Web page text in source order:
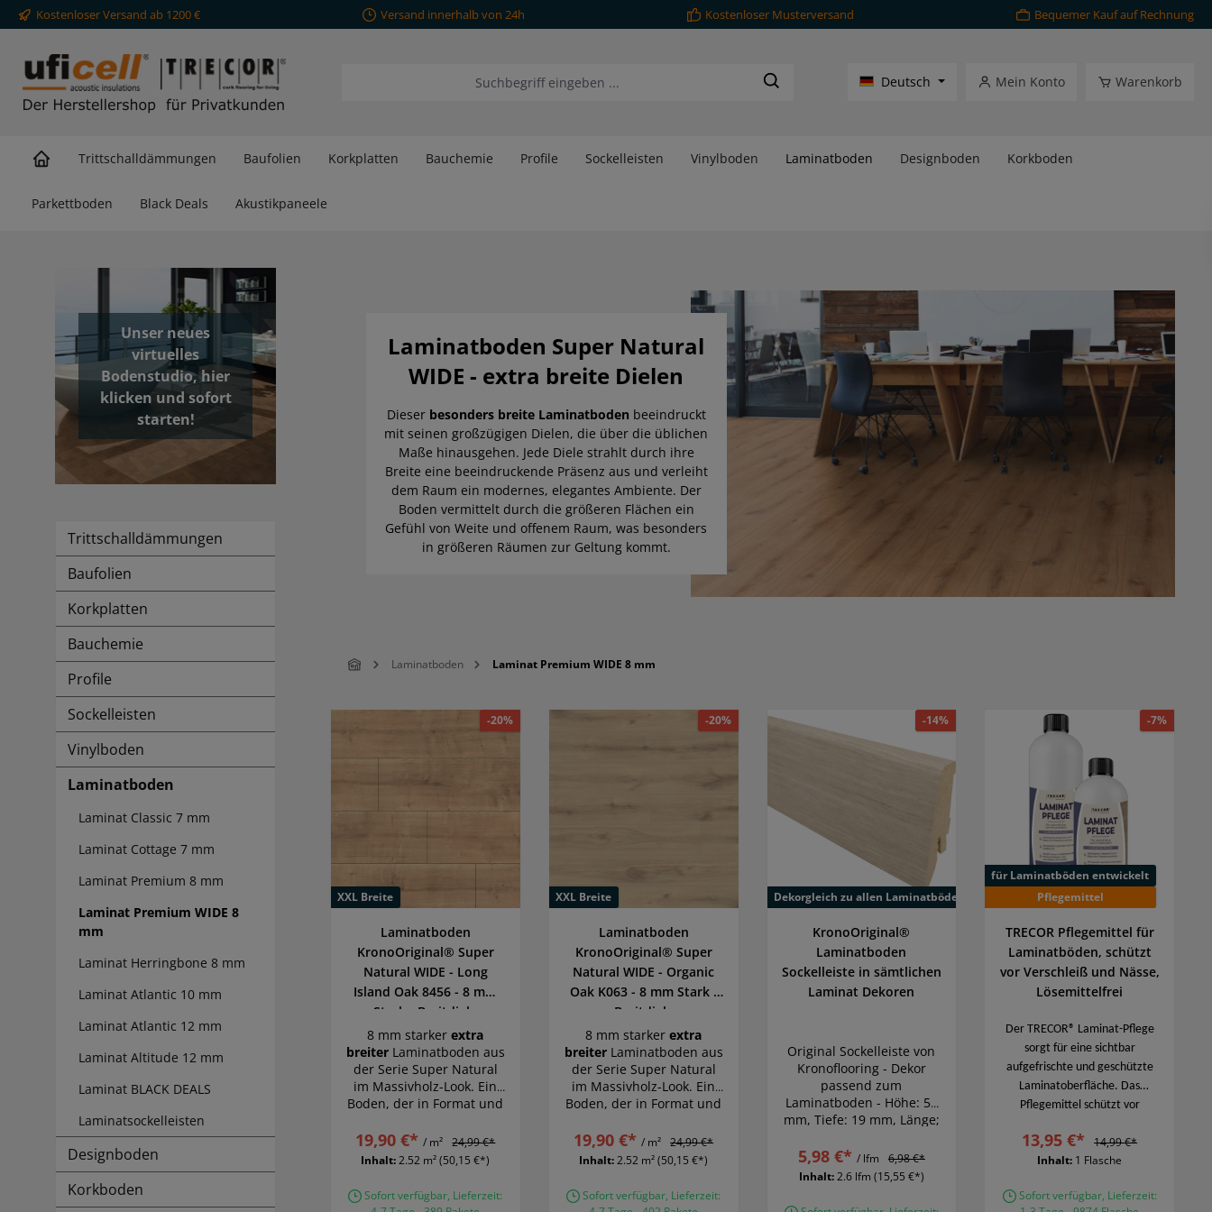
Zur Hauptnavigation springen
Kostenloser Versand ab 1200 € Versand innerhalb von 24h Kostenloser Musterversand Bequemer Kauf auf Rechnung
Deutsch Mein Konto Warenkorb
Trittschalldämmungen Baufolien Korkplatten Bauchemie Profile Sockelleisten Vinylboden Laminatboden Designboden Korkboden
Parkettboden Black Deals Akustikpaneele
Unser neues
virtuelles
Bodenstudio, hier
klicken und sofort
starten!
Trittschalldämmungen
Baufolien
Korkplatten
Bauchemie
Profile
Sockelleisten
Vinylboden
Laminatboden
Laminat Classic 7 mm
Laminat Cottage 7 mm
Laminat Premium 8 mm
Laminat Premium WIDE 8
mm
Laminat Herringbone 8 mm
Laminat Atlantic 10 mm
Laminat Atlantic 12 mm
Laminat Altitude 12 mm
Laminat BLACK DEALS
Laminatsockelleisten
Designboden
Korkboden
Laminatboden Super Natural
WIDE - extra breite Dielen
Dieser besonders breite Laminatboden beeindruckt
mit seinen großzügigen Dielen, die über die üblichen
Maße hinausgehen. Jede Diele strahlt durch ihre
Breite eine beeindruckende Präsenz aus und verleiht
dem Raum ein modernes, elegantes Ambiente. Der
Boden vermittelt durch die größeren Flächen ein
Gefühl von Weite und offenem Raum, was besonders
in größeren Räumen zur Geltung kommt.
Laminatboden Laminat Premium WIDE 8 mm
-20%
XXL Breite
Laminatboden
KronoOriginal® Super
Natural WIDE - Long
Island Oak 8456 - 8 mm
Stark - Breitdiele
8 mm starkerextra
breiterLaminatboden aus
der Serie Super Natural
im Massivholz-Look. Ein
Boden, der in Format und
Holzdiele sehr nahe
kommt.
19,90 €* / m²
24,99 €*
Inhalt:2.52 m²(50,15 €*)
Sofort verfügbar, Lieferzeit:
-20%
XXL Breite
Laminatboden
KronoOriginal® Super
Natural WIDE - Organic
Oak K063 - 8 mm Stark -
Breitdiele
8 mm starkerextra
breiterLaminatboden aus
der Serie Super Natural
im Massivholz-Look. Ein
Boden, der in Format und
Holzdiele sehr nahe
kommt.
19,90 €* / m² 24,99 €*
Inhalt:2.52 m²(50,15 €*)
Sofort verfügbar, Lieferzeit:
-14%
Dekorgleich zu allen Laminatböden
KronoOriginal®
Laminatboden
Sockelleiste in sämtlichen
Laminat Dekoren
Original Sockelleiste von
Kronoflooring - Dekor
passend zum
Laminatboden - Höhe: 58
mm, Tiefe: 19 mm, Länge;
Folienummantelt
5,98 €* / lfm
6,98 €*
Inhalt:2.6 lfm (15,55 €*)
-7%
für Laminatböden entwickelt
Pflegemittel
TRECOR Pflegemittel für
Laminatböden, schützt
vor Verschleiß und Nässe,
Lösemittelfrei
Der TRECOR® Laminat-Pflege
sorgt für eine sichtbar
aufgefrischte und geschützte
Laminatoberfläche. Das
Pflegemittel schützt vor
einen strapazierfähigen
Schutzfilm und kann leichte
ausgleichen. Geeignet für
13,95 €*
14,99 €*
Inhalt: 1 Flasche
Sofort verfügbar, Lieferzeit: